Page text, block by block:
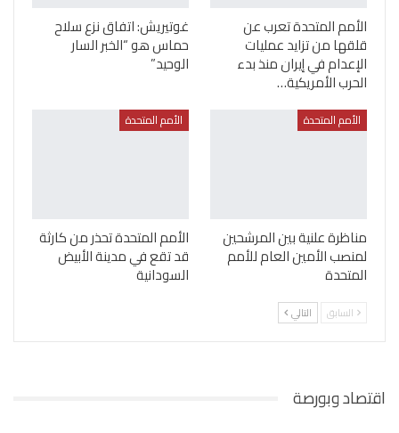
الأمم المتحدة تعرب عن
قلقها من تزايد عمليات
الإعدام في إيران منذ بدء
الحرب الأمريكية…
غوتيريش: اتفاق نزع سلاح
حماس هو “الخبر السار
الوحيد”
الأمم المتحدة
مناظرة علنية بين المرشحين
لمنصب الأمين العام للأمم
المتحدة
الأمم المتحدة
الأمم المتحدة تحذر من كارثة
قد تقع في مدينة الأبيض
السودانية
السابق التالي
اقتصاد وبورصة